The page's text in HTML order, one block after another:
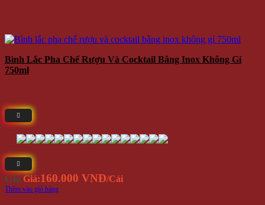
Bình Lắc Pha Chế Rượu Và Cocktail Bằng Inox Không Gỉ
750ml
Giá Giá:160.000 VNĐ/Cái
Thêm vào giỏ hàng